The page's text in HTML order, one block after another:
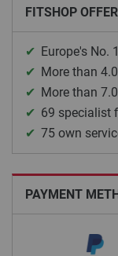
FITSHOP
Europe's No.
More than
More than
69 specialist
75 own
PAYMENT